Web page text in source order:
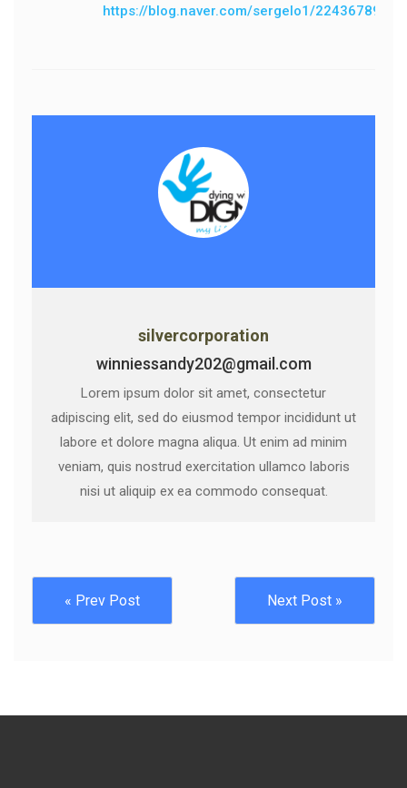
https://blog.naver.com/sergelo1/
silvercorporation
winniessandy202@gmail.com
Lorem ipsum dolor sit amet, consectetur
adipiscing elit, sed do eiusmod tempor incididunt ut
labore et dolore magna aliqua. Ut enim ad minim
veniam, quis nostrud exercitation ullamco laboris
nisi ut aliquip ex ea commodo consequat.
« Prev Post Next Post »